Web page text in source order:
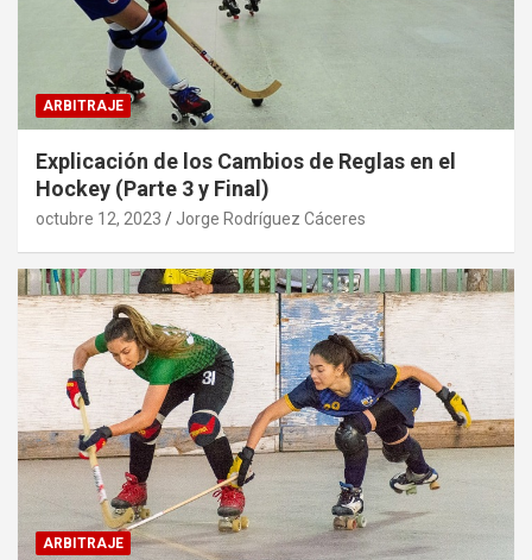
ARBITRAJE
Explicación de los Cambios de Reglas en el
Hockey (Parte 3 y Final)
octubre 12, 2023 Jorge Rodríguez Cáceres
ARBITRAJE